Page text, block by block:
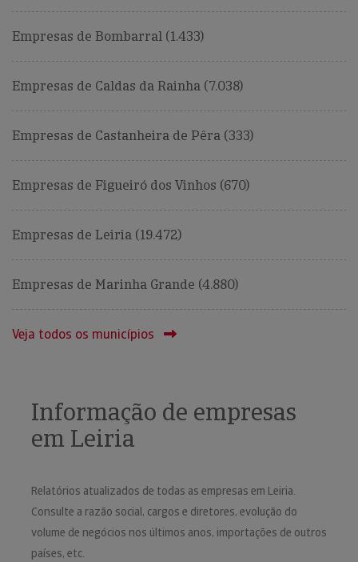
Empresas de Bombarral (1.433)
Empresas de Caldas da Rainha (7.038)
Empresas de Castanheira de Pêra (333)
Empresas de Figueiró dos Vinhos (670)
Empresas de Leiria (19.472)
Empresas de Marinha Grande (4.880)
Veja todos os municípios
Informação de empresas
em Leiria
Relatórios atualizados de todas as empresas em Leiria.
Consulte a razão social, cargos e diretores, evolução do
volume de negócios nos últimos anos, importações de outros
países, etc.